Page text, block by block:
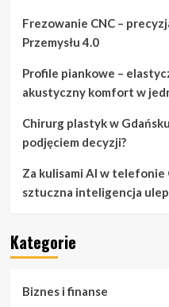
Frezowanie CNC –
Przemysłu 4.0
Profile piankowe –
akustyczny komfort w
Chirurg plastyk w
podjęciem decyzji?
Za kulisami AI w telefonie
sztuczna inteligencja
Kategorie
Biznes i finanse